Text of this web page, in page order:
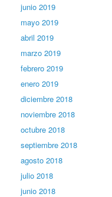
junio 2019
mayo 2019
abril 2019
marzo 2019
febrero 2019
enero 2019
diciembre 2018
noviembre 2018
octubre 2018
septiembre 2018
agosto 2018
julio 2018
junio 2018